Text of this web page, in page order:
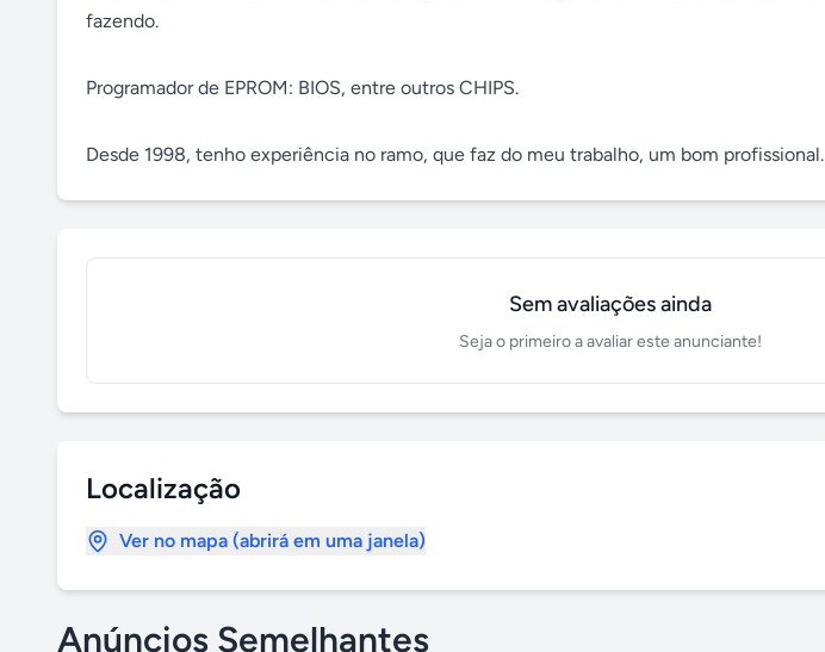
fazendo.
Programador de EPROM: BIOS, entre outros CHIPS.
Desde 1998, tenho experiência no ramo, que faz do meu trabalho, um bom profissional.
Sem avaliações ainda
Seja o primeiro a avaliar este anunciante!
Localização
Ver no mapa (abrirá em uma janela)
Anúncios Semelhantes